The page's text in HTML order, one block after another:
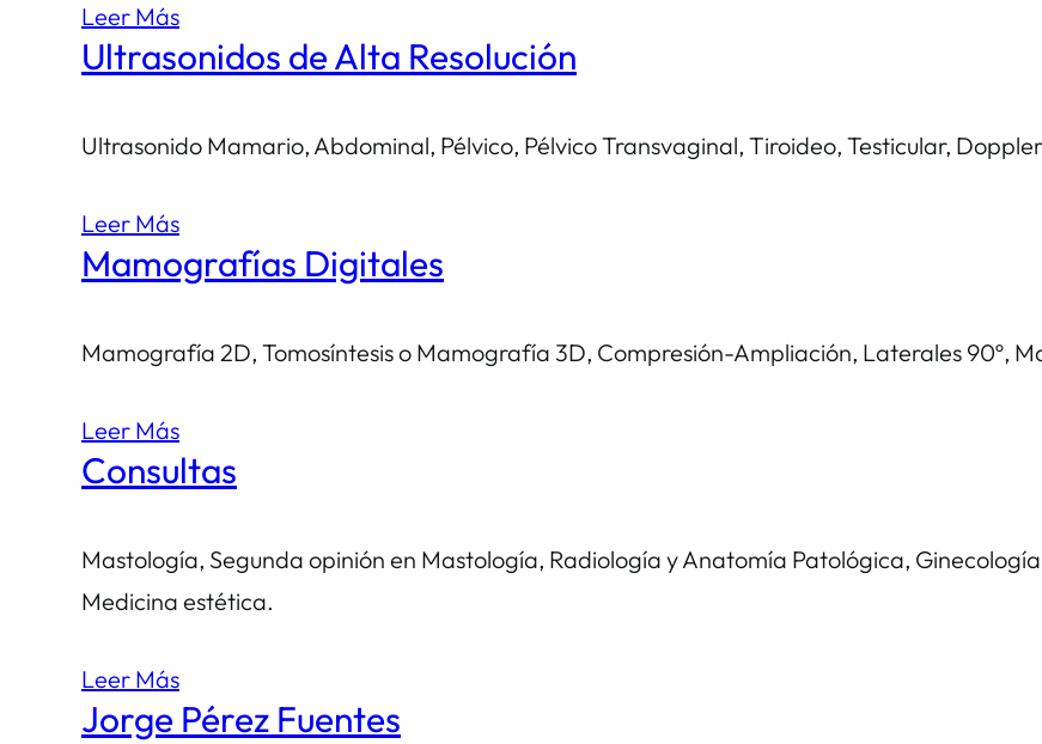
Leer Más
Ultrasonidos de Alta Resolución
Ultrasonido Mamario, Abdominal, Pélvico, Pélvico Transvaginal, Tiroideo, Testicular,
Leer Más
Mamografías Digitales
Mamografía 2D, Tomosíntesis o Mamografía 3D, Compresión-Ampliación, Laterales 90º,
Leer Más
Consultas
Mastología, Segunda opinión en Mastología, Radiología y Anatomía Patológica,
Medicina estética.
Leer Más
Jorge Pérez Fuentes